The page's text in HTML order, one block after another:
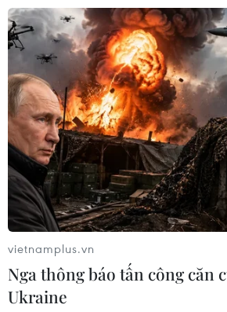
vietnamplus.vn
Nga thông báo tấn công căn
Ukraine